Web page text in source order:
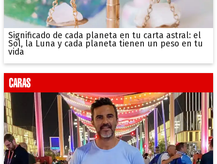
Significado de cada planeta en tu carta astral: el
Sol, la Luna y cada planeta tienen un peso en tu
vida